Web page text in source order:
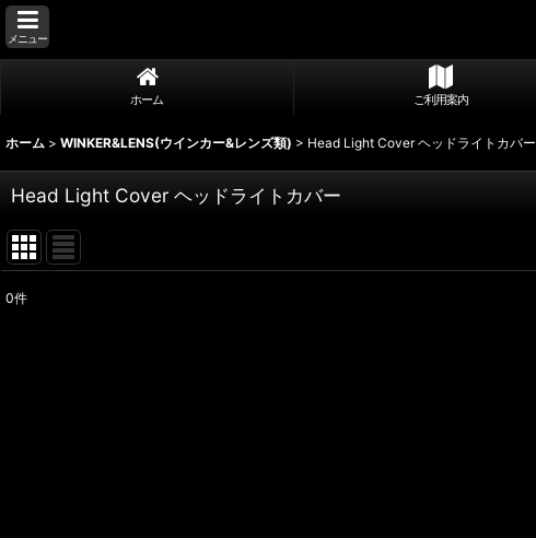
メニュー
ホーム ご利用案内
ホーム > WINKER&LENS(ウインカー&レンズ類) > Head Light Cover ヘッドライトカバー
Head Light Cover ヘッドライトカバー
0件